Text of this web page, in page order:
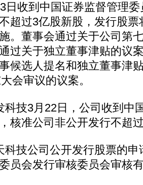
收到中国证券监督管理委
超过3亿股新股，发行股
。董事会通过关于公司第
过关于独立董事津贴的议
候选人提名和独立董事津
会审议的议案。
技3月22日，公司收到中
核准公司非公开发行不超
技公司公开发行股票的申
员会发行审核委员会审核